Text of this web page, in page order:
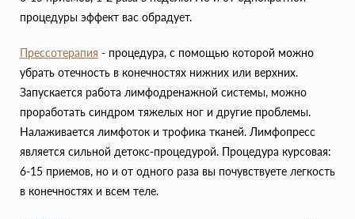
процедуры эффект вас обрадует.
Прессотерапия - процедура, с помощью которой можно
убрать отечность в конечностях нижних или верхних.
Запускается работа лимфодренажной системы, можно
проработать синдром тяжелых ног и другие проблемы.
Налаживается лимфоток и трофика тканей. Лимфопресс
является сильной детокс-процедурой. Процедура курсовая:
6-15 приемов, но и от одного раза вы почувствуете легкость
в конечностях и всем теле.